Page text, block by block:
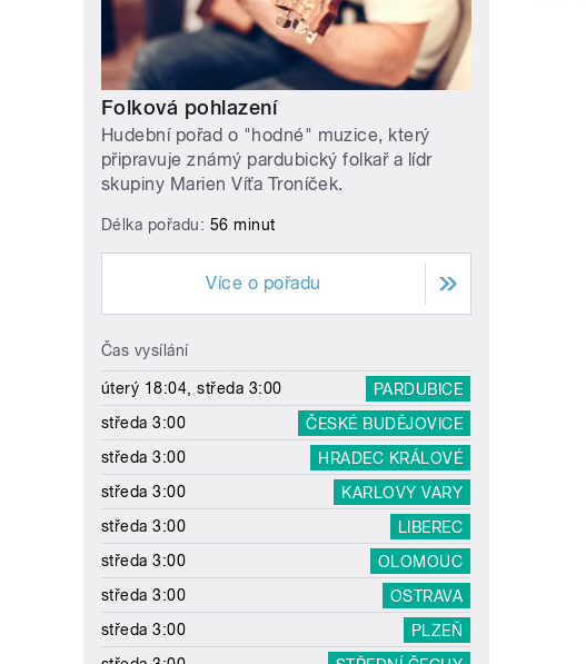
Folková pohlazení
Hudební pořad o "hodné" muzice, který
připravuje známý pardubický folkař a lídr
skupiny Marien Víťa Troníček.
Délka pořadu: 56 minut
Více o pořadu
Čas vysílání
úterý 18:04, středa 3:00
PARDUBICE
středa 3:00
ČESKÉ BUDĚJOVICE
středa 3:00
HRADEC KRÁLOVÉ
středa 3:00
KARLOVY VARY
středa 3:00
LIBEREC
středa 3:00
OLOMOUC
středa 3:00
OSTRAVA
středa 3:00
PLZEŇ